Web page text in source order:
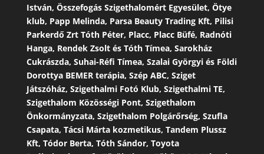
István, Összefogás Szigethalomért Egyesület, Ötye
klub, Papp Melinda, Parsa Beauty Trading Kft, Pilisi
Parkerdő Zrt Tóth Péter, Placc, Placc Büfé, Radnóti
Hanga, Rendek Zsolt és Tóth Tímea, Sarokház
Cukrászda, Suhai-Réfi Tímea, Szalai Györgyi és Földi
Dorottya BEMER terápia, Szép ABC, Sziget
Játszóház, Szigethalmi Fotó Klub, Szigethalmi TE,
Szigethalom Közösségi Pont, Szigethalom
Önkormányzata, Szigethalom Polgárőrség, Szufla
Csapata, Tácsi Márta kozmetikus, Tandem Plussz
Kft, Tódor Berta, Tóth Sándor, Toyota